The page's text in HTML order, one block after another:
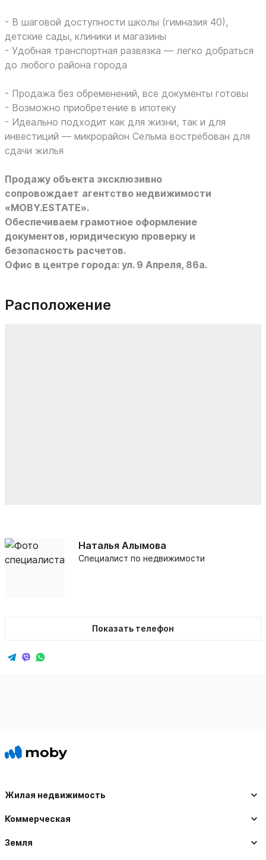
- В шаговой доступности школы (гимназия 40),
детские сады, клиники и магазины
- Удобная транспортная развязка — легко добраться
до любого района города
- Продажа без обременений, все документы готовы
- Возможно приобретение в ипотеку
- Идеально подходит как для жизни, так и для
инвестиций — микрорайон Сельма востребован для
сдачи жилья
Продажу объекта эксклюзивно
сопровождает агентство недвижимости
«MOBY.ESTATE».
Обеспечиваем грамотное оформление
документов, юридическую проверку и
безопасность расчетов.
Офис в центре города: ул. 9 Апреля, 86а.
Расположение
Наталья Алымова
Специалист по недвижимости
Показать телефон
Жилая недвижимость
Коммерческая
Земля